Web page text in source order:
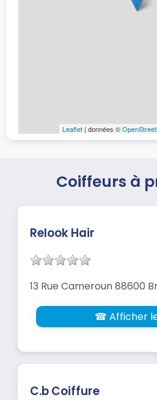
Leaflet | données ©
Coiffeurs à
Relook Hair
13 Rue Cameroun 88600
☎ Afficher
C.b Coiffure